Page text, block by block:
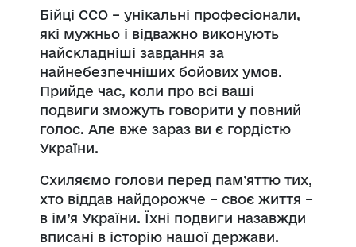
Бійці ССО – унікальні професіонали,
які мужньо і відважно виконують
найскладніші завдання за
найнебезпечніших бойових умов.
Прийде час, коли про всі ваші
подвиги зможуть говорити у повний
голос. Але вже зараз ви є гордістю
України.
Схиляємо голови перед пам’яттю тих,
хто віддав найдорожче – своє життя –
в ім’я України. Їхні подвиги назавжди
вписані в історію нашої держави.